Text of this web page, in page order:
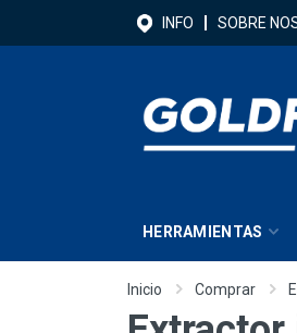
INFO SOBRE
HERRAMIENTAS
Inicio Comprar